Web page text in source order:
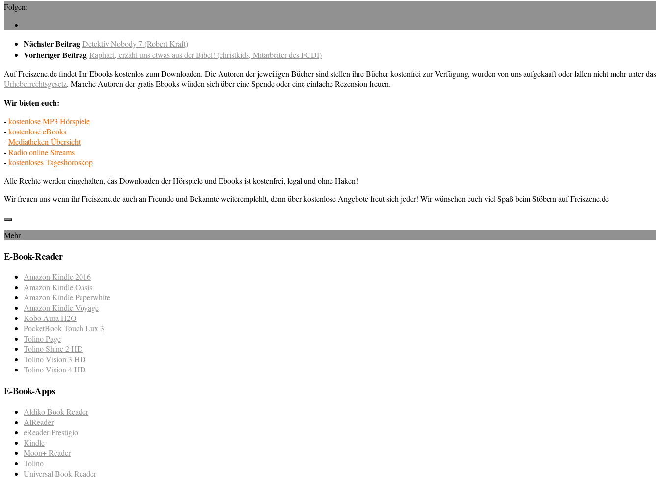
Folgen:
Nächster Beitrag Detektiv Nobody 7 (Robert Kraft)
Vorheriger Beitrag Raphael, erzähl uns etwas aus der Bibel! (christkids, Mitarbeiter des FCDI)
Auf Freiszene.de findet Ihr Ebooks kostenlos zum Downloaden. Die Autoren der jeweiligen Bücher sind stellen ihre Bücher kostenfrei zur Verfügung, wurden von uns aufgekauft oder fallen nicht mehr unter das
Urheberrechtsgesetz. Manche Autoren der gratis Ebooks würden sich über eine Spende oder eine einfache Rezension freuen.
Wir bieten euch:
-kostenlose MP3 Hörspiele
-kostenlose eBooks
-Mediatheken Übersicht
-Radio online Streams
-kostenloses Tageshoroskop
Alle Rechte werden eingehalten, das Downloaden der Hörspiele und Ebooks ist kostenfrei, legal und ohne Haken!
Wir freuen uns wenn ihr Freiszene.de auch an Freunde und Bekannte weiterempfehlt, denn über kostenlose Angebote freut sich jeder! Wir wünschen euch viel Spaß beim Stöbern auf Freiszene.de
Mehr
E-Book-Reader
Amazon Kindle 2016
Amazon Kindle Oasis
Amazon Kindle Paperwhite
Amazon Kindle Voyage
Kobo Aura H2O
PocketBook Touch Lux 3
Tolino Page
Tolino Shine 2 HD
Tolino Vision 3 HD
Tolino Vision 4 HD
E-Book-Apps
Aldiko Book Reader
AlReader
eReader Prestigio
Kindle
Moon+ Reader
Tolino
Universal Book Reader